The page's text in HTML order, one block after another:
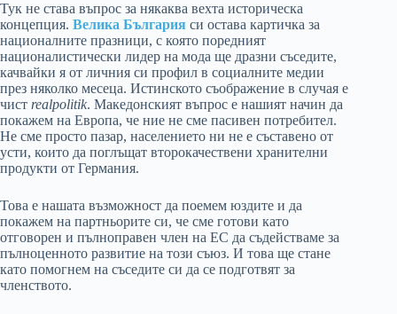
Тук не става въпрос за някаква вехта историческа
концепция. Велика България си остава картичка за
националните празници, с която поредният
националистически лидер на мода ще дразни съседите,
качвайки я от личния си профил в социалните медии
през няколко месеца. Истинското съображение в случая е
чист realpolitik. Македонският въпрос е нашият начин да
покажем на Европа, че ние не сме пасивен потребител.
Не сме просто пазар, населението ни не е съставено от
усти, които да поглъщат второкачествени хранителни
продукти от Германия.
Това е нашата възможност да поемем юздите и да
покажем на партньорите си, че сме готови като
отговорен и пълноправен член на ЕС да съдействаме за
пълноценното развитие на този съюз. И това ще стане
като помогнем на съседите си да се подготвят за
членството.